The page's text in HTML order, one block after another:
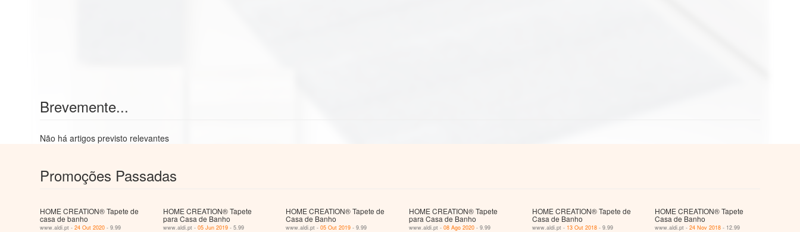
Brevemente...
Não há artigos previsto relevantes
Promoções Passadas
HOME CREATION® Tapete de
casa de banho
www.aldi.pt -24 Out 2020 - 9.99
HOME CREATION® Tapete
para Casa de Banho
www.aldi.pt - 05 Jun 2019- 5.99
HOME CREATION® Tapete de
Casa de Banho
www.aldi.pt -05 Out 2019 - 9.99
HOME CREATION® Tapete
para Casa de Banho
www.aldi.pt - 08 Ago 2020- 9.99
HOME CREATION® Tapete de
Casa de Banho
www.aldi.pt - 13 Out 2018- 9.99
HOME CREATION® Tapete
Casa de Banho
www.aldi.pt -24 Nov 2018 - 12.99